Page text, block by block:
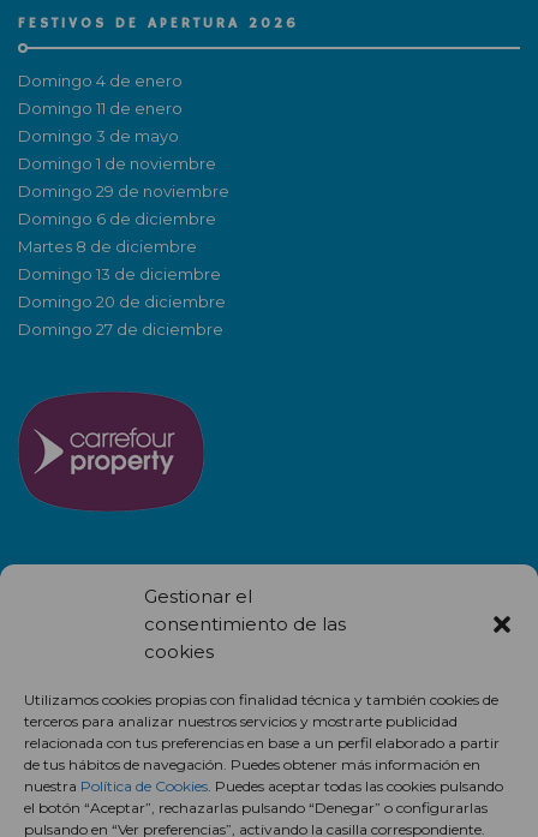
Gestionar el
consentimiento de las
cookies
Utilizamos cookies propias con finalidad técnica y también cookies de
terceros para analizar nuestros servicios y mostrarte publicidad
relacionada con tus preferencias en base a un perfil elaborado a partir
de tus hábitos de navegación. Puedes obtener más información en
nuestra Política de Cookies. Puedes aceptar todas las cookies pulsando
el botón “Aceptar”, rechazarlas pulsando “Denegar” o configurarlas
pulsando en “Ver preferencias”, activando la casilla correspondiente.
FESTIVOS DE APERTURA 2026
Domingo 4 de enero
Domingo 11 de enero
Domingo 3 de mayo
Domingo 1 de noviembre
Domingo 29 de noviembre
Domingo 6 de diciembre
Martes 8 de diciembre
Domingo 13 de diciembre
Domingo 20 de diciembre
Domingo 27 de diciembre
Recibe en correo electrónico todas las novedades de nuestro
centro comercial.
Suscríbete